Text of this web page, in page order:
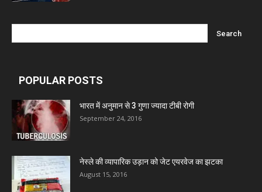
POPULAR POSTS
भारत में अनुमान से 3 गुणा ज्यादा टीबी रोगी
September 24, 2016
नेस्ले की व्यापारिक उड़ान को जेट एयरवेज का झटका
August 15, 2016